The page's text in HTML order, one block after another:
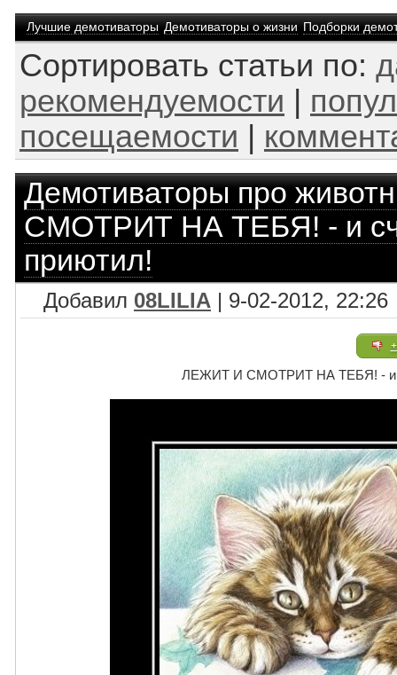
Лучшие демотиваторы Демотиваторы о жизни Подборки
Сортировать статьи по:
рекомендуемости
посещаемости
Демотиваторы про
СМОТРИТ НА ТЕБЯ! - и
приютил!
Добавил 08LILIA | 9-02-2012, 22:26
ЛЕЖИТ И СМОТРИТ НА ТЕБЯ! - и